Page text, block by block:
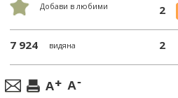
Добави в любими 2
7 924 видяна 2